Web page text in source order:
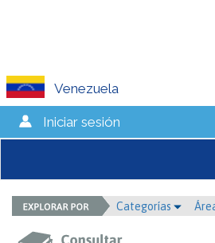
Venezuela
Iniciar sesión
Categorías